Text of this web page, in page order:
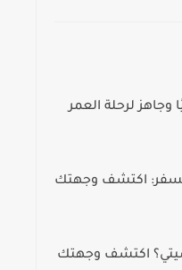
لرحلة العمر
للسفر: اكتشف وجهتك
اكتشف وجهتك